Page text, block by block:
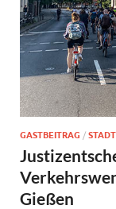
GASTBEITRAG /
Gießen